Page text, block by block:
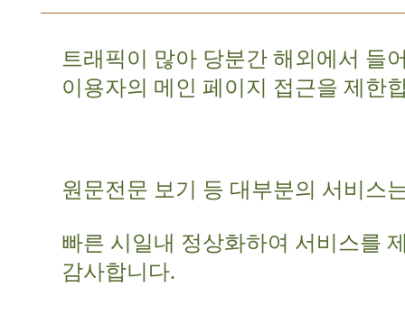
트래픽이 많아 당분간 해외에서 들
이용자의 메인 페이지 접근을 제한
원문전문 보기 등 대부분의 서비스
빠른 시일내 정상화하여 서비스를
감사합니다.